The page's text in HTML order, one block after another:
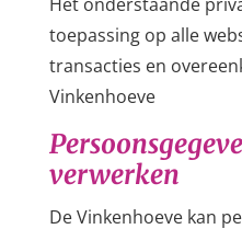
toepassing op alle
transacties en
Vinkenhoeve
verwerken
De Vinkenhoeve kan